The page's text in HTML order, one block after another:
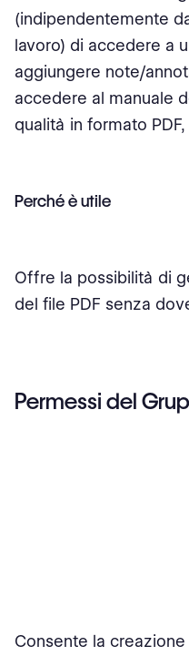
(indipendentemente
lavoro) di accedere a
aggiungere note/
accedere al manuale
qualità in formato
Perché è utile
Offre la possibilità di
del file PDF senza
Permessi del
Consente la